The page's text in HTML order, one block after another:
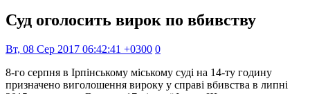
Суд оголосить вирок по вбивству
Вт, 08 Сер 2017 06:42:41 +0300 0
8-го серпня в Ірпінському міському суді на 14-ту годину
призначено виголошення вироку у справі вбивства в липні